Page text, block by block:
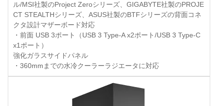
ル/MSI社製のProject Zeroシリーズ、GIGABYTE社製のPROJE
CT STEALTHシリーズ、ASUS社製のBTFシリーズの背面コネ
クタ設計マザーボード対応
・前面 USB 3ポート（USB 3 Type-A x2ポート/USB 3 Type-C
x1ポート）
強化ガラスサイドパネル
・360mmまでの水冷クーラーラジエータに対応